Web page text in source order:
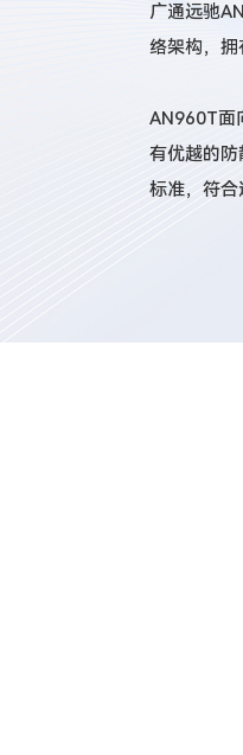
广通远驰
络架构，
AN960T面
有优越的
标准，符合